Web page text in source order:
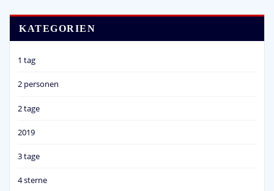
KATEGORIEN
1 tag
2 personen
2 tage
2019
3 tage
4 sterne